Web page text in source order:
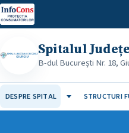
InfoCons
Spitalul
B-dul București Nr. 18,
DESPRE SPITAL STRUCTURI